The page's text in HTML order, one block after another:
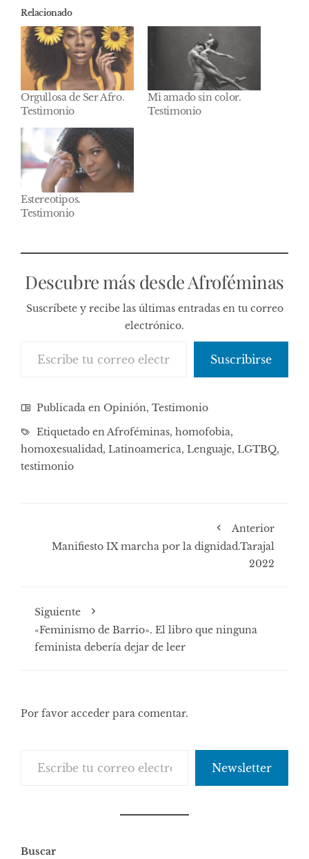
Relacionado
Orgullosa de Ser Afro.
Testimonio
Mi amado sin color.
Testimonio
Estereotipos.
Testimonio
Descubre más desde Afroféminas
Suscríbete y recibe las últimas entradas en tu correo
electrónico.
Suscribirse
Publicada en Opinión, Testimonio
Etiquetado enAfroféminas, homofobia,
homoxesualidad, Latinoamerica, Lenguaje, LGTBQ,
testimonio
Anterior
Manifiesto IX marcha por la dignidad.Tarajal
2022
Siguiente
«Feminismo de Barrio». El libro que ninguna
feminista debería dejar de leer
Por favor acceder para comentar.
Newsletter
Buscar